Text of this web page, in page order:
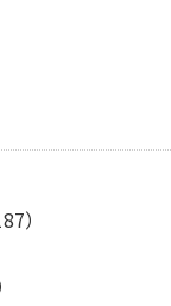
）